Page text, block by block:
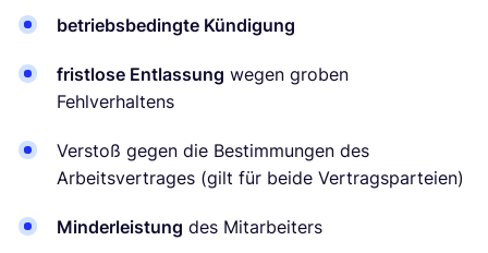
betriebsbedingte Kündigung
fristlose Entlassung wegen groben
Fehlverhaltens
Verstoß gegen die Bestimmungen des
Arbeitsvertrages (gilt für beide Vertragsparteien)
Minderleistung des Mitarbeiters